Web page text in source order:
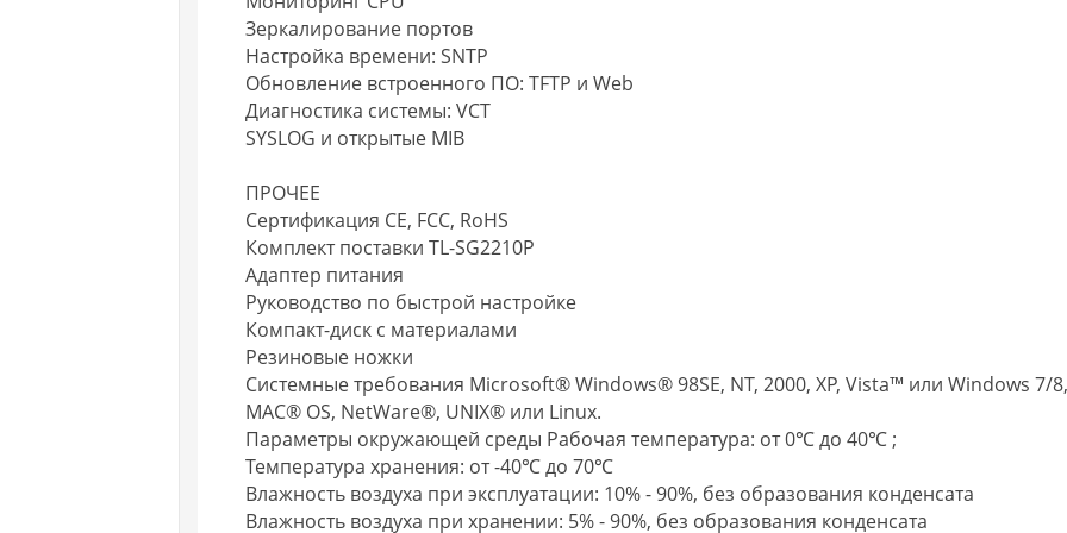
Зеркалирование портов
Настройка времени: SNTP
Обновление встроенного ПО: TFTP и Web
Диагностика системы: VCT
SYSLOG и открытые MIB
ПРОЧЕЕ
Сертификация CE, FCC, RoHS
Комплект поставки TL-SG2210P
Адаптер питания
Руководство по быстрой настройке
Компакт-диск с материалами
Резиновые ножки
Системные требования Microsoft® Windows® 98SE, NT, 2000, XP, Vista™ или Windows 7/
MAC® OS, NetWare®, UNIX® или Linux.
Параметры окружающей среды Рабочая температура: от 0℃ до 40℃ ;
Температура хранения: от -40℃ до 70℃
Влажность воздуха при эксплуатации: 10% - 90%, без образования конденсата
Влажность воздуха при хранении: 5% - 90%, без образования конденсата